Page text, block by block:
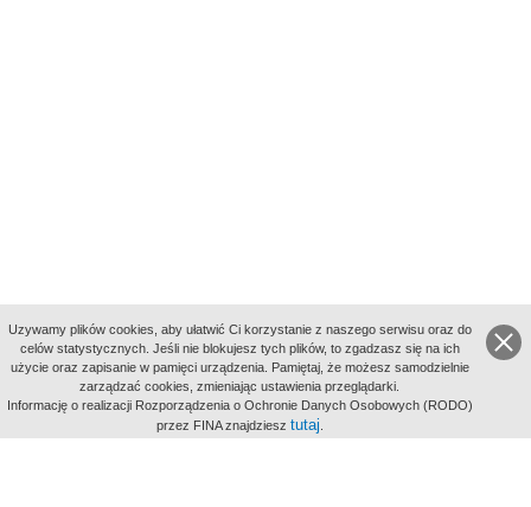
aktywności
Uzywamy plików cookies, aby ułatwić Ci korzystanie z naszego serwisu oraz do
celów statystycznych. Jeśli nie blokujesz tych plików, to zgadzasz się na ich
użycie oraz zapisanie w pamięci urządzenia. Pamiętaj, że możesz samodzielnie
zarządzać cookies, zmieniając ustawienia przeglądarki.
Informację o realizacji Rozporządzenia o Ochronie Danych Osobowych (RODO)
przez FINA znajdziesz tutaj